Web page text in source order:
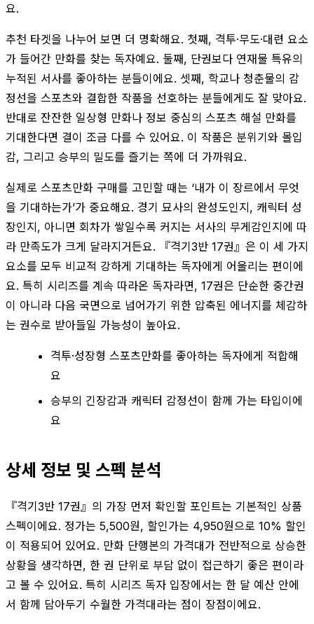
요.
추천 타겟을 나누어 보면 더 명확해요. 첫째, 격투·무도·대련 요소
가 들어간 만화를 찾는 독자예요. 둘째, 단권보다 연재물 특유의
누적된 서사를 좋아하는 분들이에요. 셋째, 학교나 청춘물의 감
정선을 스포츠와 결합한 작품을 선호하는 분들에게도 잘 맞아요.
반대로 잔잔한 일상형 만화나 정보 중심의 스포츠 해설 만화를
기대한다면 결이 조금 다를 수 있어요. 이 작품은 분위기와 몰입
감, 그리고 승부의 밀도를 즐기는 쪽에 더 가까워요.
실제로 스포츠만화 구매를 고민할 때는 ‘내가 이 장르에서 무엇
을 기대하는가’가 중요해요. 경기 묘사의 완성도인지, 캐릭터 성
장인지, 아니면 회차가 쌓일수록 커지는 서사의 무게감인지에 따
라 만족도가 크게 달라지거든요. 『격기3반 17권』은 이 세 가지
요소를 모두 비교적 강하게 기대하는 독자에게 어울리는 편이에
요. 특히 시리즈를 계속 따라온 독자라면, 17권은 단순한 중간권
이 아니라 다음 국면으로 넘어가기 위한 압축된 에너지를 체감하
는 권수로 받아들일 가능성이 높아요.
격투·성장형 스포츠만화를 좋아하는 독자에게 적합해
요
승부의 긴장감과 캐릭터 감정선이 함께 가는 타입이에
요
상세 정보 및 스펙 분석
『격기3반 17권』의 가장 먼저 확인할 포인트는 기본적인 상품
스펙이에요. 정가는 5,500원, 할인가는 4,950원으로 10% 할인
이 적용되어 있어요. 만화 단행본의 가격대가 전반적으로 상승한
상황을 생각하면, 한 권 단위로 부담 없이 접근하기 좋은 편이라
고 볼 수 있어요. 특히 시리즈 독자 입장에서는 한 달 예산 안에
서 함께 담아두기 수월한 가격대라는 점이 장점이에요.